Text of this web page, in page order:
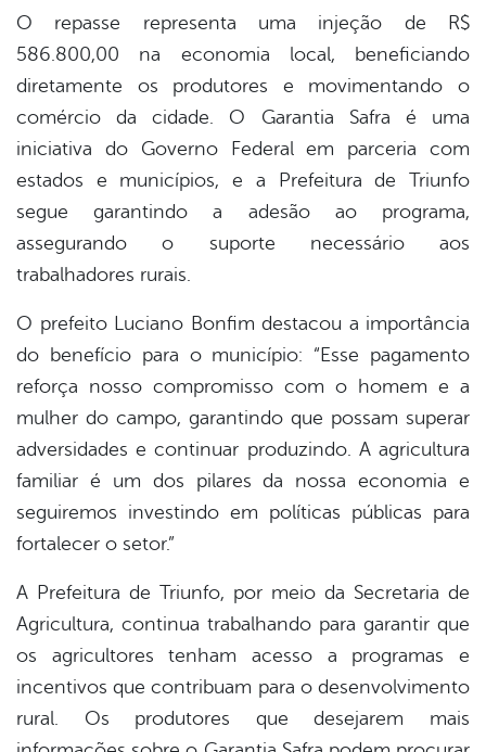
O repasse representa uma injeção de R$
586.800,00 na economia local, beneficiando
diretamente os produtores e movimentando o
comércio da cidade. O Garantia Safra é uma
iniciativa do Governo Federal em parceria com
estados e municípios, e a Prefeitura de Triunfo
segue garantindo a adesão ao programa,
assegurando o suporte necessário aos
trabalhadores rurais.
O prefeito Luciano Bonfim destacou a importância
do benefício para o município: “Esse pagamento
reforça nosso compromisso com o homem e a
mulher do campo, garantindo que possam superar
adversidades e continuar produzindo. A agricultura
familiar é um dos pilares da nossa economia e
seguiremos investindo em políticas públicas para
fortalecer o setor.”
A Prefeitura de Triunfo, por meio da Secretaria de
Agricultura, continua trabalhando para garantir que
os agricultores tenham acesso a programas e
incentivos que contribuam para o desenvolvimento
rural. Os produtores que desejarem mais